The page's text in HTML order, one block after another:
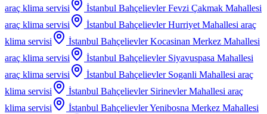
araç klima servisi
İstanbul Bahçelievler Fevzi Çakmak Mahallesi
araç klima servisi
İstanbul Bahçelievler Hurriyet Mahallesi araç
klima servisi
İstanbul Bahçelievler Kocasinan Merkez Mahallesi
araç klima servisi
İstanbul Bahçelievler Siyavuspasa Mahallesi
araç klima servisi
İstanbul Bahçelievler Soganli Mahallesi araç
klima servisi
İstanbul Bahçelievler Sirinevler Mahallesi araç
klima servisi
İstanbul Bahçelievler Yenibosna Merkez Mahallesi